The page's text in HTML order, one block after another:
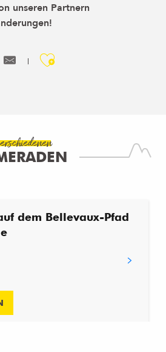
unseren Partnern
Ajouter aux
dem Bellevaux-Pfad